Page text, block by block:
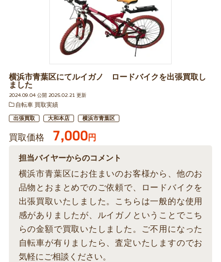
横浜市青葉区にてルイガノ ロードバイクを出張買取し
ました
2024.09.04 公開 2025.02.21 更新
自転車 買取実績
出張買取 大和本店 横浜市青葉区
買取価格 7,000円
担当バイヤーからのコメント
横浜市青葉区にお住まいのお客様から、他のお
品物とおまとめでのご依頼で、ロードバイクを
出張買取いたしました。こちらは一般的な使用
感がありましたが、ルイガノということでこち
らの金額で買取いたしました。ご不用になった
自転車が有りましたら、査定いたしますのでお
気軽にご相談ください。